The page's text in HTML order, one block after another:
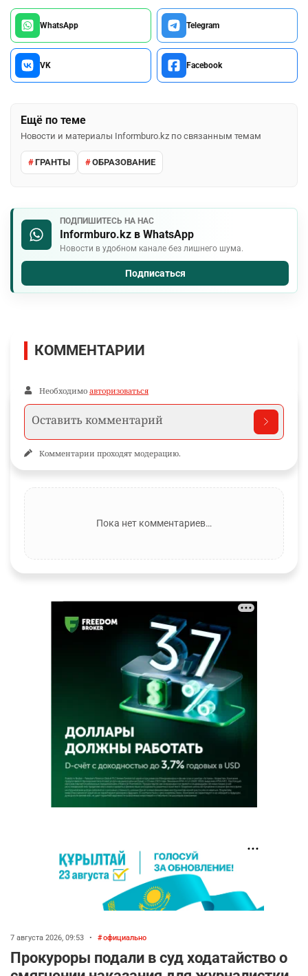
WhatsApp Telegram
VK Facebook
Ещё по теме
Новости и материалы Informburo.kz по связанным темам
ГРАНТЫ ОБРАЗОВАНИЕ
ПОДПИШИТЕСЬ НА НАС
Informburo.kz в WhatsApp
Новости в удобном канале без лишнего шума.
Подписаться
КОММЕНТАРИИ
Необходимо авторизоваться
Комментарии проходят модерацию.
Пока нет комментариев…
7 августа 2026, 09:53 • официально
Прокуроры подали в суд ходатайство о